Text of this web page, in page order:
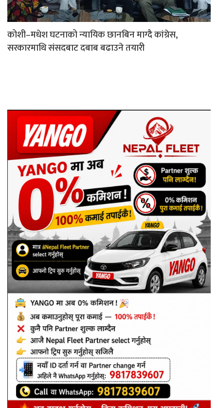
कोशी–मधेश घटनाको न्यायिक छानबिन माग्दै कांग्रेस,
सरकारमाथि संसदबाट दबाब बढाउने तयारी